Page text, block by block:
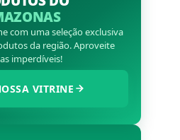
com uma seleção exclusiva
da região. Aproveite
imperdíveis!
VITRINE